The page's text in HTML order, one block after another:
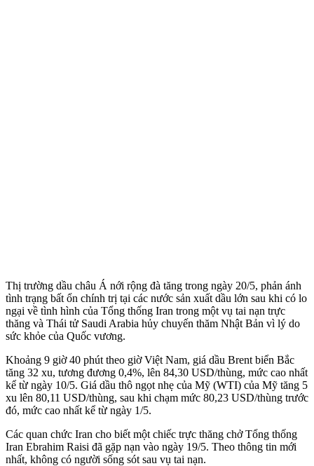
Thị trường dầu châu Á nới rộng đà tăng trong ngày 20/5, phản ánh
tình trạng bất ổn chính trị tại các nước sản xuất dầu lớn sau khi có lo
ngại về tình hình của Tổng thống Iran trong một vụ tai nạn trực
thăng và Thái tử Saudi Arabia hủy chuyến thăm Nhật Bản vì lý do
sức khỏe của Quốc vương.
Khoảng 9 giờ 40 phút theo giờ Việt Nam, giá dầu Brent biển Bắc
tăng 32 xu, tương đương 0,4%, lên 84,30 USD/thùng, mức cao nhất
kể từ ngày 10/5. Giá dầu thô ngọt nhẹ của Mỹ (WTI) của Mỹ tăng 5
xu lên 80,11 USD/thùng, sau khi chạm mức 80,23 USD/thùng trước
đó, mức cao nhất kể từ ngày 1/5.
Các quan chức Iran cho biết một chiếc trực thăng chở Tổng thống
Iran Ebrahim Raisi đã gặp nạn vào ngày 19/5. Theo thông tin mới
nhất, không có người sống sót sau vụ tai nạn.